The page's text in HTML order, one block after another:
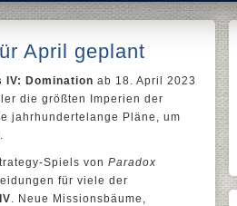
April geplant
IV: Domination ab 18. April 2023
die größten Imperien der
jahrhundertelange Pläne, um
Spiels von Paradox
für viele der
. Neue Missionsbäume,